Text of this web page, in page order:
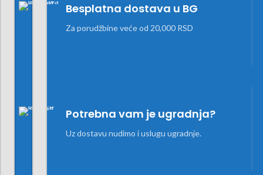
Besplatna dostava u BG
Za porudžbine veće od 20,000 RSD
Potrebna vam je ugradnja?
Uz dostavu nudimo i uslugu ugradnje.